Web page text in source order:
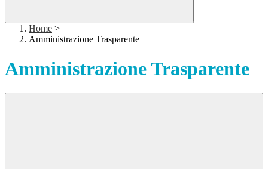
Home >
Amministrazione Trasparente
Amministrazione Trasparente